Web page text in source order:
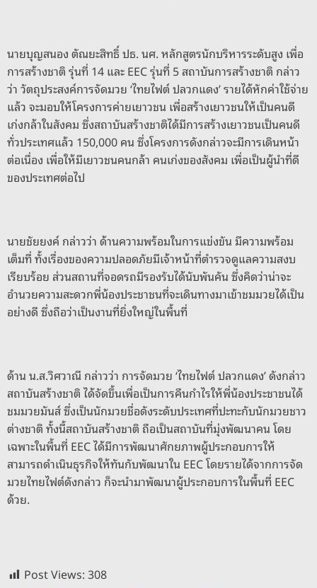
นายบุญสนอง ตัณยะสิทธิ์ ปธ. นศ. หลักสูตรนักบริหารระดับสูง เพื่อ
การสร้างชาติ รุ่นที่ 14 และ EEC รุ่นที่ 5 สถาบันการสร้างชาติ กล่าว
ว่า วัตถุประสงค์การจัดมวย ‘ไทยไฟต์ ปลวกแดง’ รายได้หักค่าใช้จ่าย
แล้ว จะมอบให้โครงการค่ายเยาวชน เพื่อสร้างเยาวชนให้เป็นคนดี
เก่งกล้าในสังคม ซึ่งสถาบันสร้างชาติได้มีการสร้างเยาวชนเป็นคนดี
ทั่วประเทศแล้ว 150,000 คน ซึ่งโครงการดังกล่าวจะมีการเดินหน้า
ต่อเนื่อง เพื่อให้มีเยาวชนคนกล้า คนเก่งของสังคม เพื่อเป็นผู้นำที่ดี
ของประเทศต่อไป
นายชัยยงค์ กล่าวว่า ด้านความพร้อมในการแข่งขัน มีความพร้อม
เต็มที่ ทั้งเรื่องของความปลอดภัยมีเจ้าหน้าที่ตำรวจดูแลความสงบ
เรียบร้อย ส่วนสถานที่จอดรถมีรองรับได้นับพันคัน ซึ่งคิดว่าน่าจะ
อำนวยความสะดวกพี่น้องประชาชนที่จะเดินทางมาเข้าชมมวยได้เป็น
อย่างดี ซึ่งถือว่าเป็นงานที่ยิ่งใหญ่ในพื้นที่
ด้าน น.ส.วิศวาณี กล่าวว่า การจัดมวย ‘ไทยไฟต์ ปลวกแดง’ ดังกล่าว
สถาบันสร้างชาติ ได้จัดขึ้นเพื่อเป็นการคืนกำไรให้พี่น้องประชาชนได้
ชมมวยมันส์ ซึ่งเป็นนักมวยชื่อดังระดับประเทศที่ปะทะกับนักมวยชาว
ต่างชาติ ทั้งนี้สถาบันสร้างชาติ ถือเป็นสถาบันที่มุ่งพัฒนาคน โดย
เฉพาะในพื้นที่ EEC ได้มีการพัฒนาศักยภาพผู้ประกอบการให้
สามารถดำเนินธุรกิจให้ทันกับพัฒนาใน EEC โดยรายได้จากการจัด
มวยไทยไฟต์ดังกล่าว ก็จะนำมาพัฒนาผู้ประกอบการในพื้นที่ EEC
ด้วย.
Post Views:308